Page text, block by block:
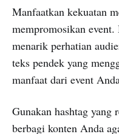
Manfaatkan kekuatan
mempromosikan
menarik perhatian
teks pendek yang
manfaat dari event
Gunakan hashtag yang
berbagi konten Anda